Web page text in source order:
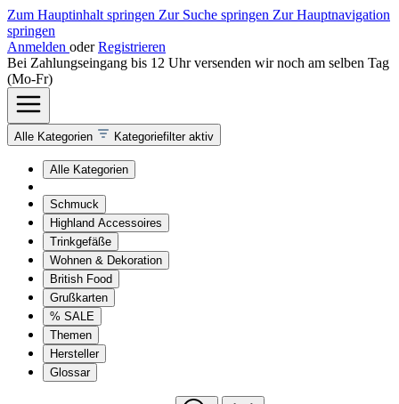
Zum Hauptinhalt springen Zur Suche springen Zur Hauptnavigation
springen
Anmelden oder Registrieren
Bei Zahlungseingang bis 12 Uhr versenden wir noch am selben Tag
(Mo-Fr)
Alle Kategorien Kategoriefilter aktiv
Alle Kategorien
Schmuck
Highland Accessoires
Trinkgefäße
Wohnen & Dekoration
British Food
Grußkarten
% SALE
Themen
Hersteller
Glossar